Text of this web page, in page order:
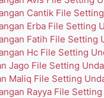
Cantik File
Erba File Setting
Fatih File Setting
Hc File Setting
Jago File Setting
Maliq File Setting
Rayya File Setting